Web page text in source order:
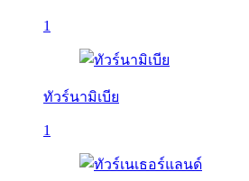
1
ทัวร์นามิเบีย
1